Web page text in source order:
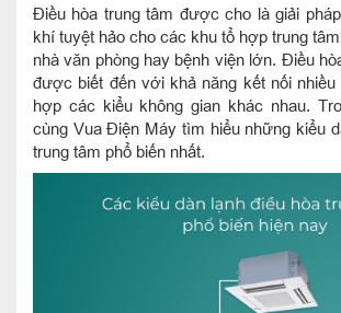
Điều hòa trung tâm được cho là giải
khí tuyệt hảo cho các khu tổ hợp trung
nhà văn phòng hay bệnh viện lớn. Điều
được biết đến với khả năng kết nối nhiều
hợp các kiểu không gian khác nhau.
cùng Vua Điện Máy tìm hiểu những kiểu
trung tâm phổ biến nhất.